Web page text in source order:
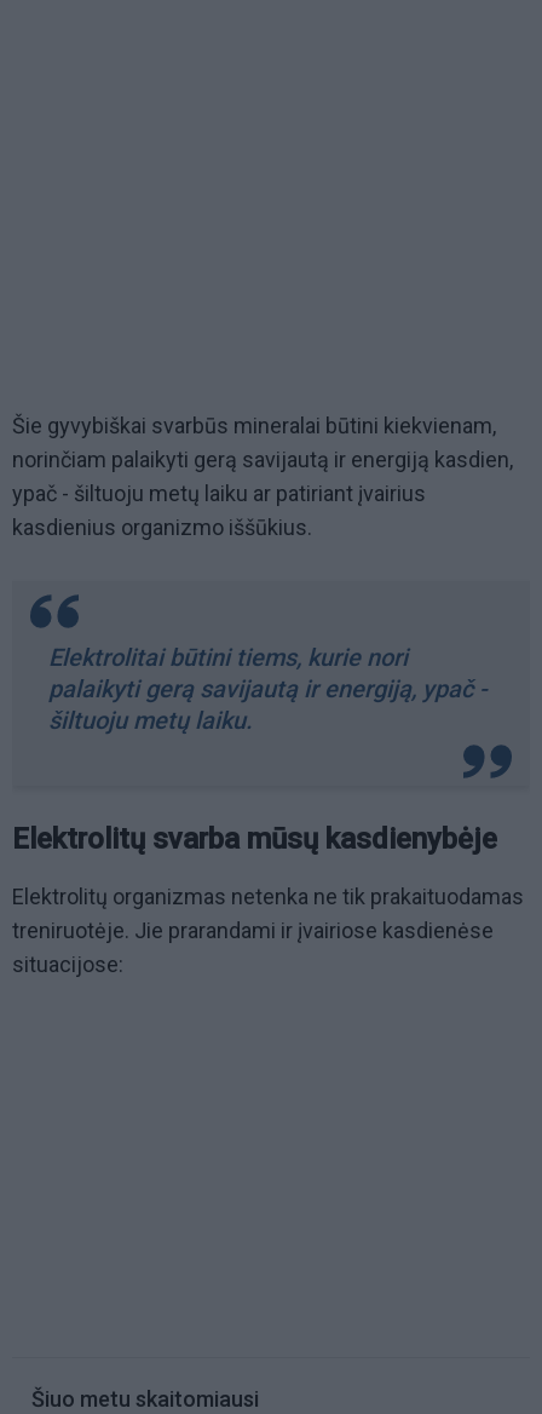
Šie gyvybiškai svarbūs mineralai būtini kiekvienam,
norinčiam palaikyti gerą savijautą ir energiją kasdien,
ypač - šiltuoju metų laiku ar patiriant įvairius
kasdienius organizmo iššūkius.
Elektrolitai būtini tiems, kurie nori
palaikyti gerą savijautą ir energiją, ypač -
šiltuoju metų laiku.
Elektrolitų svarba mūsų kasdienybėje
Elektrolitų organizmas netenka ne tik prakaituodamas
treniruotėje. Jie prarandami ir įvairiose kasdienėse
situacijose:
Šiuo metu skaitomiausi